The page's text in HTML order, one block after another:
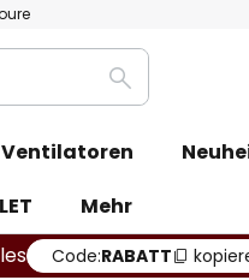
Suche
Ventilatoren
Mehr
Code:RABATT